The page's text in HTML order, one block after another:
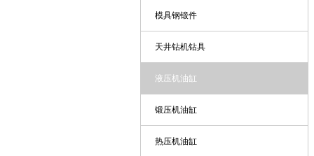
模具钢锻件
天井钻机钻具
液压机油缸
锻压机油缸
热压机油缸